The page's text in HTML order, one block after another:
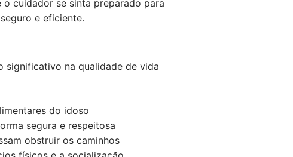
cuidador se sinta preparado para
e eficiente.
significativo na qualidade de vida
do idoso
segura e respeitosa
obstruir os caminhos